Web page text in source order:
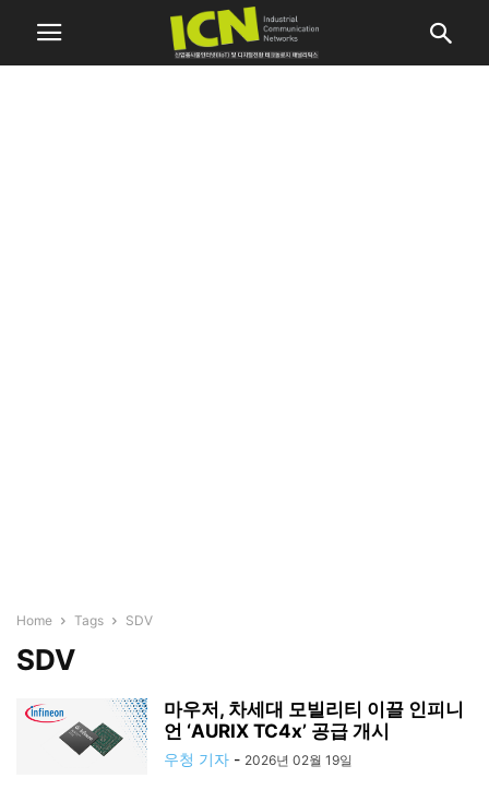
Home Tags SDV
SDV
마우저, 차세대 모빌리티 이끌 인피니
언 ‘AURIX TC4x’ 공급 개시
우청 기자 - 2026년 02월 19일